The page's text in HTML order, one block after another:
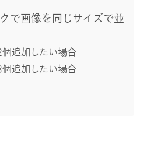
で画像を同じサイズで並
追加したい場合
追加したい場合